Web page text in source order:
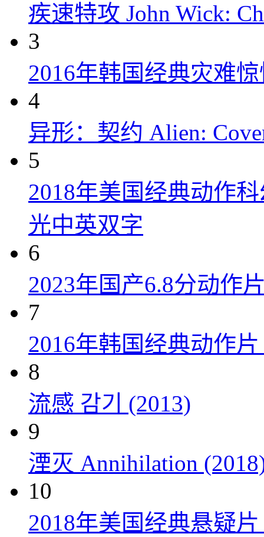
疾速特攻 John Wick:
3
2016年韩国经典灾难
4
异形：契约 Alien:
5
2018年美国经典动作
光中英双字
6
2023年国产6.8分动作
7
2016年韩国经典动作
8
流感 감기 (2013)
9
湮灭 Annihilation
10
2018年美国经典悬疑